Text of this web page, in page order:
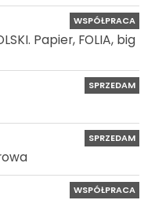
WSPÓŁPRACA
Papier, FOLIA, big
SPRZEDAM
SPRZEDAM
WSPÓŁPRACA